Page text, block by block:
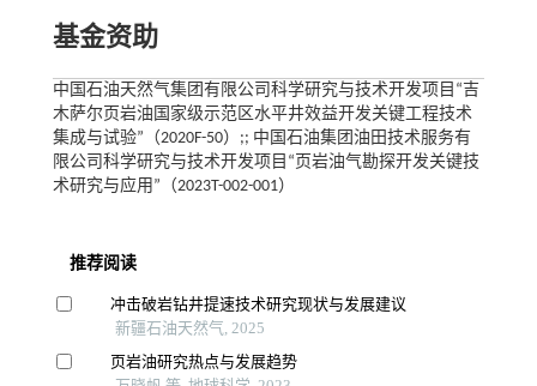
基金资助
中国石油天然气集团有限公司科学研究与技术开发项目“吉
木萨尔页岩油国家级示范区水平井效益开发关键工程技术
集成与试验”（2020F-50）;; 中国石油集团油田技术服务有
限公司科学研究与技术开发项目“页岩油气勘探开发关键技
术研究与应用”（2023T-002-001）